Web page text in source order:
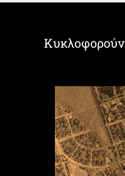
Κυκλοφορούν